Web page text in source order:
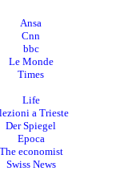
Ansa
Cnn
bbc
Le Monde
Times
Life
a Trieste
Der Spiegel
Epoca
economist
Swiss News